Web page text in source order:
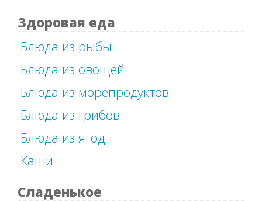
Здоровая еда
Блюда из рыбы
Блюда из овощей
Блюда из морепродуктов
Блюда из грибов
Блюда из ягод
Каши
Сладенькое